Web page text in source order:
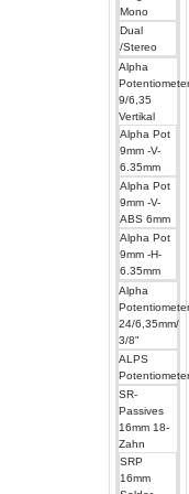
Mono
Dual
/Stereo
Alpha
9/6,35
Vertikal
Alpha Pot
9mm -V-
6.35mm
Alpha Pot
9mm -V-
ABS 6mm
Alpha Pot
9mm -H-
6.35mm
Alpha
24/6,35mm/
3/8"
ALPS
SR-
Passives
16mm 18-
Zahn
SRP
16mm